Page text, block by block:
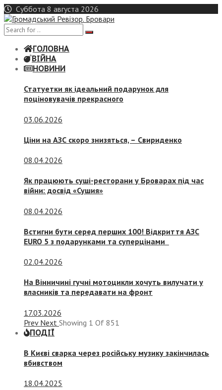
Skip
to
content
Суббота 8 августа 2026
ГОЛОВНА
ВІЙНА
НОВИНИ
Статуетки як ідеальний подарунок для
поціновувачів прекрасного
03.06.2026
Ціни на АЗС скоро знизяться, – Свириденко
08.04.2026
Як працюють суші-ресторани у Броварах під час
війни: досвід «Сушия»
08.04.2026
Встигни бути серед перших 100! Відкриття АЗС
EURO 5 з подарунками та суперцінами
02.04.2026
На Вінничині гучні мотоцикли хочуть вилучати у
власників та передавати на фронт
17.03.2026
Prev Next Showing 1 Of 851
ПОДІЇ
В Києві сварка через російську музику закінчилась
вбивством
18.04.2025